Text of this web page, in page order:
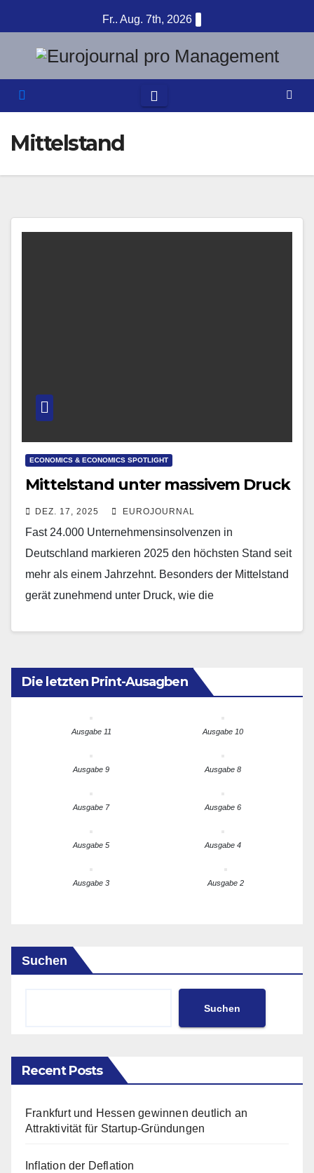
Inhalt
springen
Fr.. Aug. 7th, 2026
Mittelstand
ECONOMICS & ECONOMICS SPOTLIGHT
Mittelstand unter massivem Druck
DEZ. 17, 2025 EUROJOURNAL
Fast 24.000 Unternehmensinsolvenzen in
Deutschland markieren 2025 den höchsten Stand seit
mehr als einem Jahrzehnt. Besonders der Mittelstand
gerät zunehmend unter Druck, wie die
Die letzten Print-Ausagben
Ausgabe 11 Ausgabe 10
Ausgabe 9 Ausgabe 8
Ausgabe 7 Ausgabe 6
Ausgabe 5 Ausgabe 4
Ausgabe 3 Ausgabe 2
Suchen
Suchen
Recent Posts
Frankfurt und Hessen gewinnen deutlich an
Attraktivität für Startup-Gründungen
Inflation der Deflation